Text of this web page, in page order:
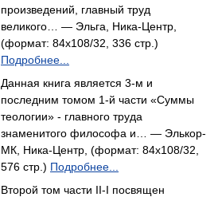
произведений, главный труд
великого… — Эльга, Ника-Центр,
(формат: 84x108/32, 336 стр.)
Подробнее...
Данная книга является 3-м и
последним томом 1-й части «Суммы
теологии» - главного труда
знаменитого философа и… — Элькор-
МК, Ника-Центр, (формат: 84x108/32,
576 стр.) Подробнее...
Второй том части II-I посвящен